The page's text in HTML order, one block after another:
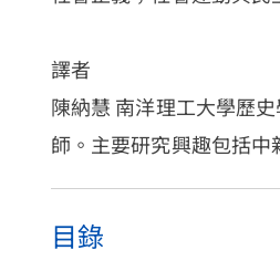
譯者
陳納慧 南洋理工大學歷
師。主要研究興趣包括中
目錄